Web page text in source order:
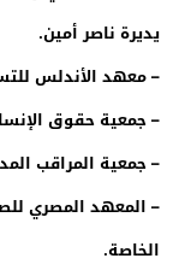
يديرة ناصر أمين.
– معهد الأندلس
– جمعية حقوق
– جمعية المراقب
– المعهد المصري
الخاصة.